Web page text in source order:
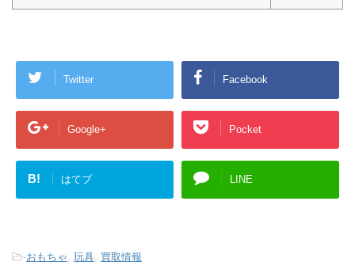
Twitter Facebook
Google+ Pocket
B! はてブ LINE
-おもちゃ 玩具 買取情報